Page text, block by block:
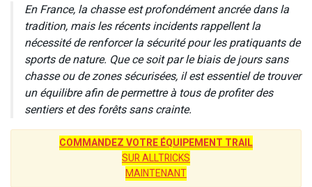
En France, la chasse est profondément ancrée dans la
tradition, mais les récents incidents rappellent la
nécessité de renforcer la sécurité pour les pratiquants de
sports de nature. Que ce soit par le biais de jours sans
chasse ou de zones sécurisées, il est essentiel de trouver
un équilibre afin de permettre à tous de profiter des
sentiers et des forêts sans crainte.
COMMANDEZ VOTRE ÉQUIPEMENT TRAIL
SUR ALLTRICKS
MAINTENANT